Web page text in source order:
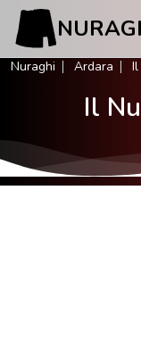
Nuraghi Ardara Il
Il